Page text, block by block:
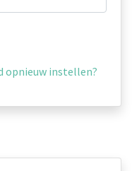
opnieuw instellen?